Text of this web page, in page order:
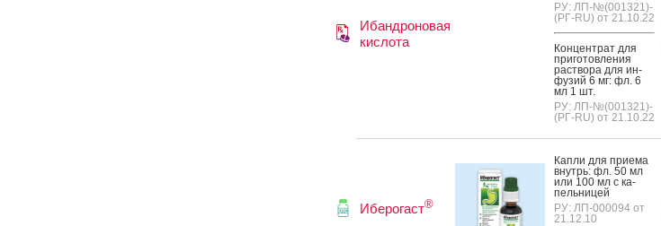
Ибандроновая
кислота
РУ: ЛП-№(001321)-
(РГ-RU) от 21.10.22
Кон­цен­трат для
при­готов­ле­ния
рас­тво­ра для ин­
фу­зий 6 мг: фл. 6
мл 1 шт.
РУ: ЛП-№(001321)-
(РГ-RU) от 21.10.22
Иберогаст®
Кап­ли для при­ема
внутрь: фл. 50 мл
или 100 мл с ка­
пель­ни­цей
РУ: ЛП-000094 от
21.12.10